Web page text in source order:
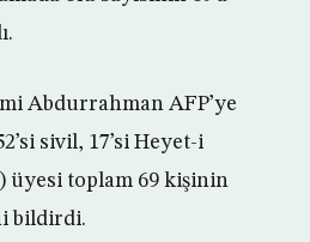
Abdurrahman AFP’ye
sivil, 17’si Heyet-i
üyesi toplam 69 kişinin
bildirdi.